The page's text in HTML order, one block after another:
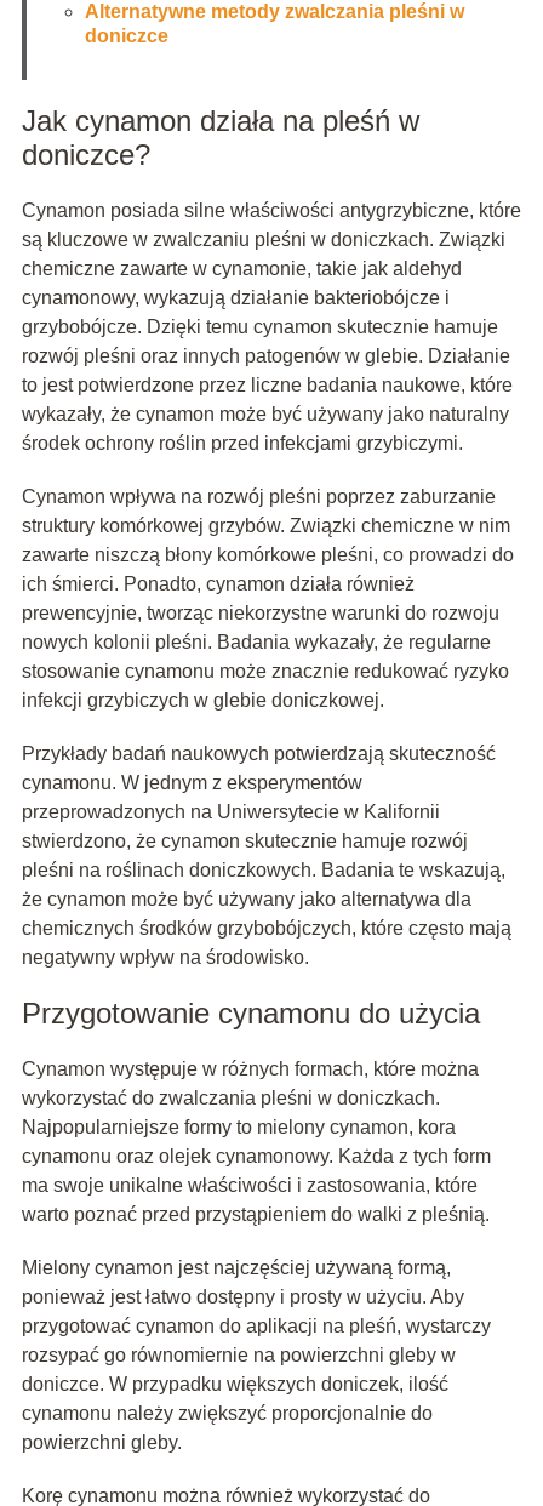
Alternatywne metody zwalczania pleśni w
doniczce
Jak cynamon działa na pleśń w
doniczce?
Cynamon posiada silne właściwości antygrzybiczne, które
są kluczowe w zwalczaniu pleśni w doniczkach. Związki
chemiczne zawarte w cynamonie, takie jak aldehyd
cynamonowy, wykazują działanie bakteriobójcze i
grzybobójcze. Dzięki temu cynamon skutecznie hamuje
rozwój pleśni oraz innych patogenów w glebie. Działanie
to jest potwierdzone przez liczne badania naukowe, które
wykazały, że cynamon może być używany jako naturalny
środek ochrony roślin przed infekcjami grzybiczymi.
Cynamon wpływa na rozwój pleśni poprzez zaburzanie
struktury komórkowej grzybów. Związki chemiczne w nim
zawarte niszczą błony komórkowe pleśni, co prowadzi do
ich śmierci. Ponadto, cynamon działa również
prewencyjnie, tworząc niekorzystne warunki do rozwoju
nowych kolonii pleśni. Badania wykazały, że regularne
stosowanie cynamonu może znacznie redukować ryzyko
infekcji grzybiczych w glebie doniczkowej.
Przykłady badań naukowych potwierdzają skuteczność
cynamonu. W jednym z eksperymentów
przeprowadzonych na Uniwersytecie w Kalifornii
stwierdzono, że cynamon skutecznie hamuje rozwój
pleśni na roślinach doniczkowych. Badania te wskazują,
że cynamon może być używany jako alternatywa dla
chemicznych środków grzybobójczych, które często mają
negatywny wpływ na środowisko.
Przygotowanie cynamonu do użycia
Cynamon występuje w różnych formach, które można
wykorzystać do zwalczania pleśni w doniczkach.
Najpopularniejsze formy to mielony cynamon, kora
cynamonu oraz olejek cynamonowy. Każda z tych form
ma swoje unikalne właściwości i zastosowania, które
warto poznać przed przystąpieniem do walki z pleśnią.
Mielony cynamon jest najczęściej używaną formą,
ponieważ jest łatwo dostępny i prosty w użyciu. Aby
przygotować cynamon do aplikacji na pleśń, wystarczy
rozsypać go równomiernie na powierzchni gleby w
doniczce. W przypadku większych doniczek, ilość
cynamonu należy zwiększyć proporcjonalnie do
powierzchni gleby.
Korę cynamonu można również wykorzystać do